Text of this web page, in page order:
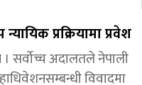
प्रक्रियामा प्रवेश
सर्वोच्च अदालतले नेपाली
विवादमा